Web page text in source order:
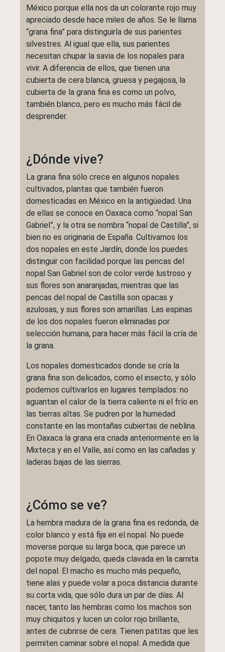
México porque ella nos da un colorante rojo muy
apreciado desde hace miles de años. Se le llama
“grana fina” para distinguirla de sus parientes
silvestres. Al igual que ella, sus parientes
necesitan chupar la savia de los nopales para
vivir. A diferencia de ellos, que tienen una
cubierta de cera blanca, gruesa y pegajosa, la
cubierta de la grana fina es como un polvo,
también blanco, pero es mucho más fácil de
desprender.
¿Dónde vive?
La grana fina sólo crece en algunos nopales
cultivados, plantas que también fueron
domesticadas en México en la antigüedad. Una
de ellas se conoce en Oaxaca como “nopal San
Gabriel”, y la otra se nombra “nopal de Castilla”, si
bien no es originaria de España. Cultivamos los
dos nopales en este Jardín, donde los puedes
distinguir con facilidad porque las pencas del
nopal San Gabriel son de color verde lustroso y
sus flores son anaranjadas, mientras que las
pencas del nopal de Castilla son opacas y
azulosas, y sus flores son amarillas. Las espinas
de los dos nopales fueron eliminadas por
selección humana, para hacer más fácil la cría de
la grana.
Los nopales domesticados donde se cría la
grana fina son delicados, como el insecto, y sólo
podemos cultivarlos en lugares templados: no
aguantan el calor de la tierra caliente ni el frío en
las tierras altas. Se pudren por la humedad
constante en las montañas cubiertas de neblina.
En Oaxaca la grana era criada anteriormente en la
Mixteca y en el Valle, así como en las cañadas y
laderas bajas de las sierras.
¿Cómo se ve?
La hembra madura de la grana fina es redonda, de
color blanco y está fija en el nopal. No puede
moverse porque su larga boca, que parece un
popote muy delgado, queda clavada en la carnita
del nopal. El macho es mucho más pequeño,
tiene alas y puede volar a poca distancia durante
su corta vida, que sólo dura un par de días. Al
nacer, tanto las hembras como los machos son
muy chiquitos y lucen un color rojo brillante,
antes de cubrirse de cera. Tienen patitas que les
permiten caminar sobre el nopal. A medida que